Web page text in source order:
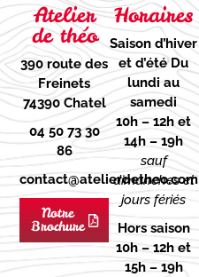
Atelier
de théo
390 route des
Freinets
74390 Chatel
04 50 73 30
86
contact@atelierdetheo.com
Notre
Brochure
Horaires
Saison d’hiver
et d’étéDu
lundi au
samedi
10h – 12h et
14h – 19h
sauf
dimanches et
jours fériés
Hors saison
10h – 12h et
15h – 19h